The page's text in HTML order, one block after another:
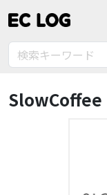
SlowCoffee